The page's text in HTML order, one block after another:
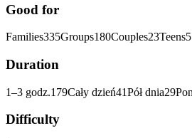
Good for
Families335Groups180Couples23Teens5
Duration
1–3 godz.179Cały dzień41Pół dnia29
Difficulty